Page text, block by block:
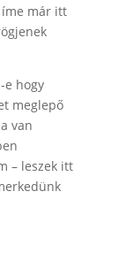
íme már itt
e hogy
meglepő
van
– leszek itt